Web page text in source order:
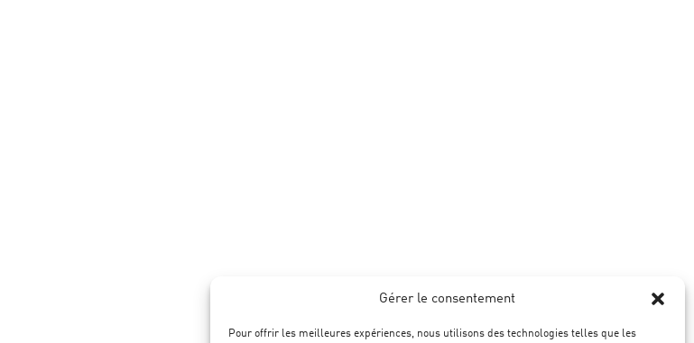
Gérer le consentement
Pour offrir les meilleures expériences, nous utilisons des technologies telles que les